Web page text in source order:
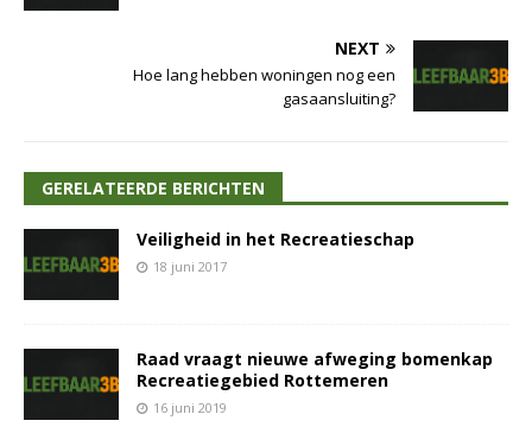
NEXT
Hoe lang hebben woningen nog een
gasaansluiting?
GERELATEERDE BERICHTEN
Veiligheid in het Recreatieschap
18 juni 2017
Raad vraagt nieuwe afweging bomenkap
Recreatiegebied Rottemeren
16 juni 2019